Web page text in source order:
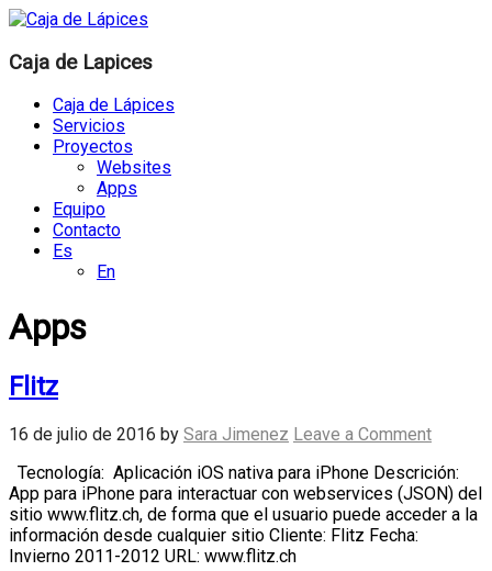
Caja de Lapices
Caja de Lápices
Servicios
Proyectos
Websites
Apps
Equipo
Contacto
Es
En
Apps
Flitz
16 de julio de 2016 by Sara Jimenez Leave a Comment
Tecnología: Aplicación iOS nativa para iPhone Descrición:
App para iPhone para interactuar con webservices (JSON) del
sitio www.flitz.ch, de forma que el usuario puede acceder a la
información desde cualquier sitio Cliente: Flitz Fecha:
Invierno 2011-2012 URL: www.flitz.ch